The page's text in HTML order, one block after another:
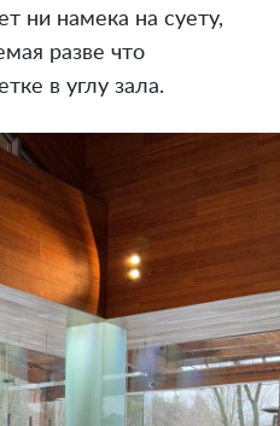
ни намека на суету,
разве что
в углу зала.